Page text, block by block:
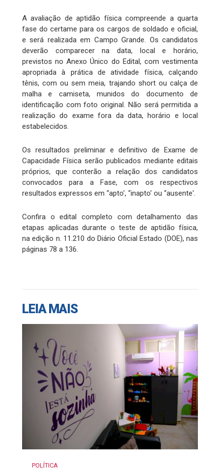
A avaliação de aptidão física compreende a quarta
fase do certame para os cargos de soldado e oficial,
e será realizada em Campo Grande. Os candidatos
deverão comparecer na data, local e horário,
previstos no Anexo Único do Edital, com vestimenta
apropriada à prática de atividade física, calçando
tênis, com ou sem meia, trajando short ou calça de
malha e camiseta, munidos do documento de
identificação com foto original. Não será permitida a
realização do exame fora da data, horário e local
estabelecidos.
Os resultados preliminar e definitivo de Exame de
Capacidade Física serão publicados mediante editais
próprios, que conterão a relação dos candidatos
convocados para a Fase, com os respectivos
resultados expressos em “apto', “inapto' ou “ausente'.
Confira o edital completo com detalhamento das
etapas aplicadas durante o teste de aptidão física,
na edição n. 11.210 do Diário Oficial Estado (DOE), nas
páginas 78 a 136.
LEIA MAIS
POLÍTICA